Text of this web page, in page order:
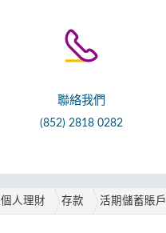
聯絡我們
(852) 2818 0282
個人理財 存款 活期儲蓄賬戶